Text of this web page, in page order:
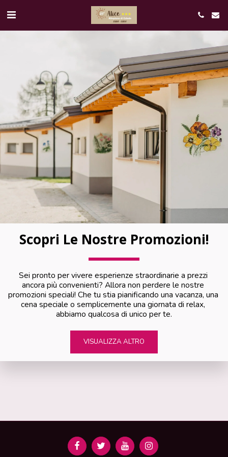
Scopri Le Nostre Promozioni!
Sei pronto per vivere esperienze straordinarie a prezzi
ancora più convenienti? Allora non perdere le nostre
promozioni speciali! Che tu stia pianificando una vacanza, una
cena speciale o semplicemente una giornata di relax,
abbiamo qualcosa di unico per te.
VISUALIZZA ALTRO